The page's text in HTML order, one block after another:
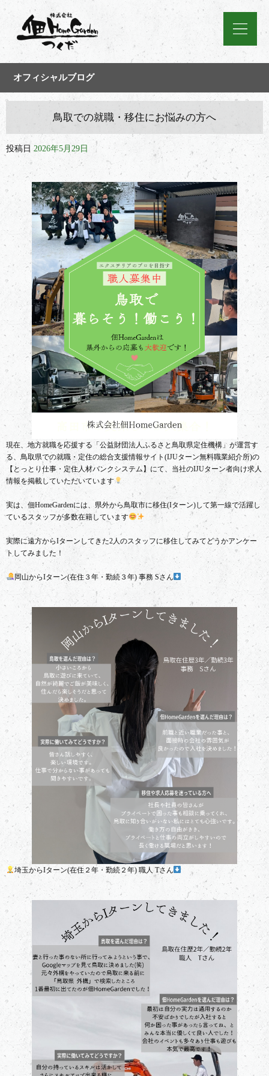
オフィシャルブログ
鳥取での就職・移住にお悩みの方へ
投稿日 2026年5月29日
現在、地方就職を応援する「公益財団法人ふるさと鳥取県定住機構」が運営す
る、鳥取県での就職・定住の総合支援情報サイト(IJUターン無料職業紹介所)の
【とっとり仕事・定住人材バンクシステム】にて、当社のIJUターン者向け求人
情報を掲載していただいています
実は、佃HomeGardenには、県外から鳥取市に移住(Iターン)して第一線で活躍し
ているスタッフが多数在籍しています
実際に遠方からIターンしてきた2人のスタッフに移住してみてどうかアンケー
トしてみました！
岡山からIターン(在住３年・勤続３年) 事務 Sさん
埼玉からIターン(在住２年・勤続２年) 職人 Tさん